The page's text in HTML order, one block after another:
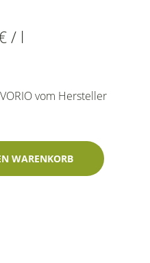
/ l
vom Hersteller
Einschichtlack Menge
WARENKORB